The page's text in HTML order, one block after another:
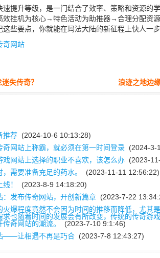
速提升等级，是一门结合了效率、策略和资源的
挂机为核心→特色活动为助推器→合理分配资
这些要点，你就能在玛法大陆的新征程上快人一
奇网站
失传奇？ 浪迹之地边
推荐 (2024-10-6 10:13:28)
奇网站上称霸，就必须在第一时间登录 (2024-3-
戏网站上选择的职业不喜欢，该怎么办 (2023-
需要准备充足的药水。
(2023-11-11 12:56:22)
！
(2023-8-9 14:18:20)
：发布传奇网站，开创新篇章 (2023-7-22
火爆程度竟然不会因为时间的推移而降低，尤其
求也随着时间的发展会有所改变，传统的传奇游
奇网站的潮流。
(2023-7-10 9:1:46)
——让相遇不再是巧合 (2023-7-8 12:43:27)